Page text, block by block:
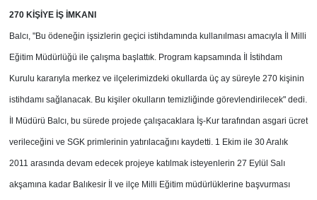
270 KİŞİYE İŞ İMKANI
Balcı, "Bu ödeneğin işsizlerin geçici istihdamında kullanılması amacıyla İl Milli
Eğitim Müdürlüğü ile çalışma başlattık. Program kapsamında İl İstihdam
Kurulu kararıyla merkez ve ilçelerimizdeki okullarda üç ay süreyle 270 kişinin
istihdamı sağlanacak. Bu kişiler okulların temizliğinde görevlendirilecek" dedi.
İl Müdürü Balcı, bu sürede projede çalışacaklara İş-Kur tarafından asgari ücret
verileceğini ve SGK primlerinin yatırılacağını kaydetti. 1 Ekim ile 30 Aralık
2011 arasında devam edecek projeye katılmak isteyenlerin 27 Eylül Salı
akşamına kadar Balıkesir İl ve ilçe Milli Eğitim müdürlüklerine başvurması